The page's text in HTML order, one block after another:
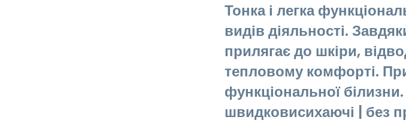
Тонка і легка
видів діяльності.
прилягає до шкіри,
тепловому комфорті.
функціональної
швидковисихаючі | без